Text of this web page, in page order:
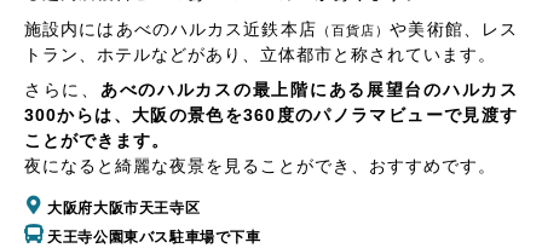
施設内にはあべのハルカス近鉄本店 （百貨店）や美術館、レス
トラン、ホテルなどがあり、立体都市と称されています。
さらに、 あべのハルカスの最上階にある展望台のハルカス
300からは、大阪の景色を360度のパノラマビューで見渡す
ことができます。
夜になると綺麗な夜景を見ることができ、おすすめです。
大阪府大阪市天王寺区
天王寺公園東バス駐車場で下車